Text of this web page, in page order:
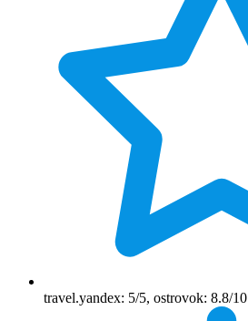
travel.yandex: 5/5, ostrovok: 8.8/10